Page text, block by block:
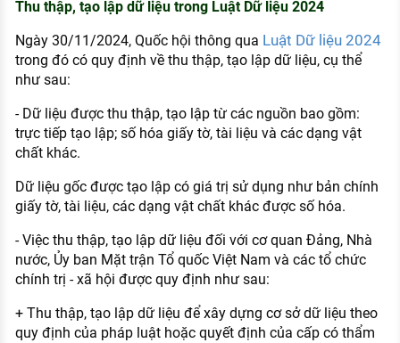
Nhà tuyển dụng hàng đầu
Chính sách lao động
KHÁM PHÁ NGHỀ NGHIỆP
Kỹ năng nghề nghiệp
HƯỚNG NGHIỆP VIỆC LÀM
Đặc trưng từng nghề
Xu hướng việc làm
XÂY DỰNG VÀ PHÁT TRIỂN ĐỘI NGŨ
NHÂN SỰ
TUYỂN DỤNG VIỆC LÀM
Thu thập, tạo lập dữ liệu trong Luật Dữ liệu 2024
Ngày 30/11/2024, Quốc hội thông qua Luật Dữ liệu 2024
trong đó có quy định về thu thập, tạo lập dữ liệu, cụ thể
như sau:
- Dữ liệu được thu thập, tạo lập từ các nguồn bao gồm:
trực tiếp tạo lập; số hóa giấy tờ, tài liệu và các dạng vật
chất khác.
Dữ liệu gốc được tạo lập có giá trị sử dụng như bản chính
giấy tờ, tài liệu, các dạng vật chất khác được số hóa.
- Việc thu thập, tạo lập dữ liệu đối với cơ quan Đảng, Nhà
nước, Ủy ban Mặt trận Tổ quốc Việt Nam và các tổ chức
chính trị - xã hội được quy định như sau:
+ Thu thập, tạo lập dữ liệu để xây dựng cơ sở dữ liệu theo
quy định của pháp luật hoặc quyết định của cấp có thẩm